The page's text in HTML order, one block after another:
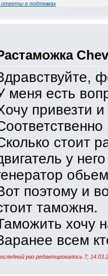
ответы в подтемах
меня есть
привезти
стоит
у
поэтому и
таможня.
хочу
всем
раз редактировалось 7;